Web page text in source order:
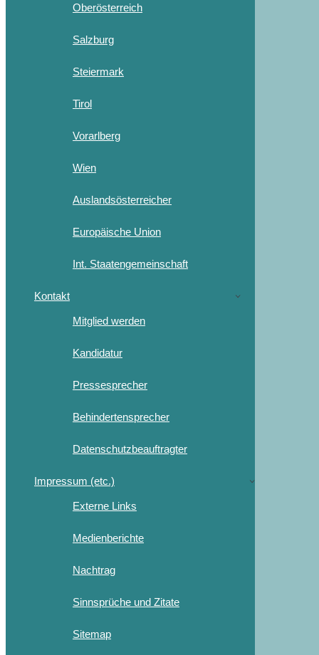
Oberösterreich
Salzburg
Steiermark
Tirol
Vorarlberg
Wien
Auslandsösterreicher
Europäische Union
Int. Staatengemeinschaft
Kontakt
Mitglied werden
Kandidatur
Pressesprecher
Behindertensprecher
Datenschutzbeauftragter
Impressum (etc.)
Externe Links
Medienberichte
Nachtrag
Sinnsprüche und Zitate
Sitemap